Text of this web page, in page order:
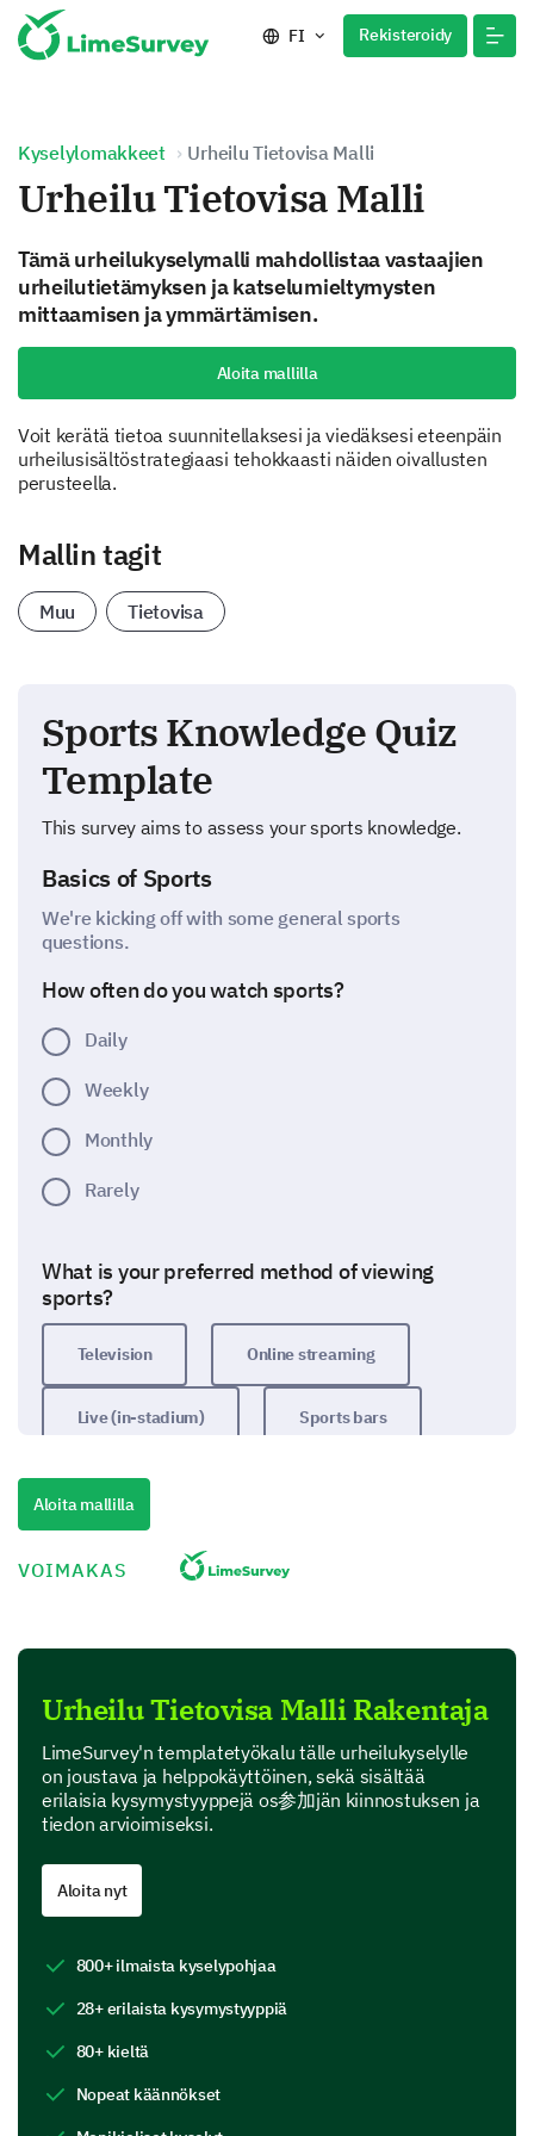
FI Rekisteroidy
Kyselylomakkeet Urheilu Tietovisa Malli
Urheilu Tietovisa Malli
Tämä urheilukyselymalli mahdollistaa vastaajien
urheilutietämyksen ja katselumieltymysten
mittaamisen ja ymmärtämisen.
Aloita mallilla
Voit kerätä tietoa suunnitellaksesi ja viedäksesi eteenpäin
urheilusisältöstrategiaasi tehokkaasti näiden oivallusten
perusteella.
Mallin tagit
Muu Tietovisa
Sports Knowledge Quiz
Template
This survey aims to assess your sports knowledge.
Basics of Sports
We're kicking off with some general sports
questions.
How often do you watch sports?
Daily
Weekly
Monthly
Rarely
What is your preferred method of viewing
sports?
Television Online streaming
Live (in-stadium) Sports bars
Sports History
Let's test your knowledge about sports history.
Who won the 2019 cricket world cup?
What country hosted the 2016 summer
Olympics?
Brazil
USA
Please enter your comment here:
Aloita mallilla
VOIMAKAS
Urheilu Tietovisa Malli Rakentaja
LimeSurvey'n templatetyökalu tälle urheilukyselylle
on joustava ja helppokäyttöinen, sekä sisältää
erilaisia kysymystyyppejä os参加jän kiinnostuksen ja
tiedon arvioimiseksi.
Aloita nyt
800+ ilmaista kyselypohjaa
28+ erilaista kysymystyyppiä
80+ kieltä
Nopeat käännökset